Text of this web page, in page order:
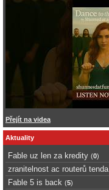
Přejít na videa
Aktuality
Fable uz len za kredity (0)
zranitelnost ac routerů tenda
Fable 5 is back (5)